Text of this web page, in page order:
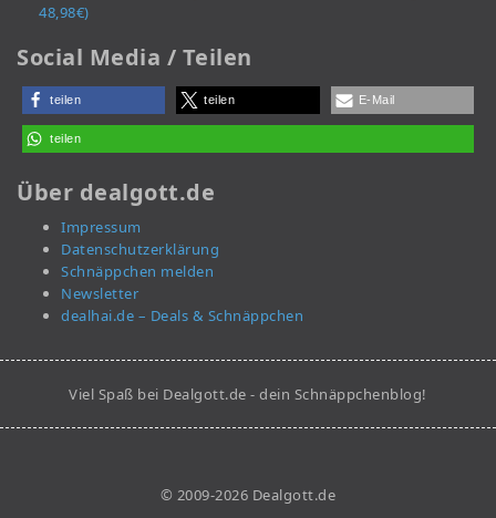
48,98€)
Social Media / Teilen
teilen teilen E-Mail
teilen
Über dealgott.de
Impressum
Datenschutzerklärung
Schnäppchen melden
Newsletter
dealhai.de – Deals & Schnäppchen
Viel Spaß bei Dealgott.de - dein Schnäppchenblog!
© 2009-2026 Dealgott.de